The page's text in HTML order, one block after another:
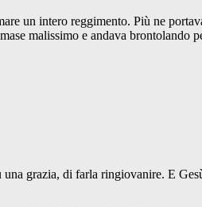
un intero reggimento. Più ne
malissimo e andava brontolando
grazia, di farla ringiovanire. E